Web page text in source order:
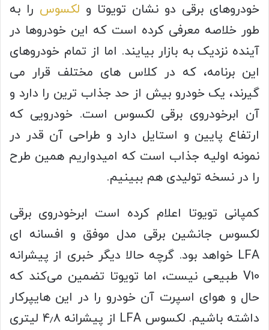
خودروهای برقی دو نشان تویوتا و لکسوس را به
طور خلاصه معرفی کرده است که این خودروها در
آینده نزدیک به بازار بیایند. اما از تمام خودروهای
این برنامه، که در کلاس های مختلف قرار می
گیرند، یک خودرو بیش از حد جذاب ترین را دارد و
آن ابرخودروی برقی لکسوس است. خودرویی که
ارتفاع پایین و استایل دارد و طراحی آن قدر در
نمونه اولیه جذاب است که امیدواریم همین طرح
را در نسخه تولیدی هم ببینیم.
کمپانی تویوتا اعلام کرده است ابرخودروی برقی
لکسوس جانشین برقی مدل موفق و افسانه ای
LFA خواهد بود.
گرچه حالا دیگر خبری از پیشرانه
V10 طبیعی نیست، اما تویوتا تضمین می‌کند که
حال و هوای اسپرت آن خودرو را در این هایپرکار
داشته باشیم.
لکسوس LFA از پیشرانه ۴٫۸ لیتری